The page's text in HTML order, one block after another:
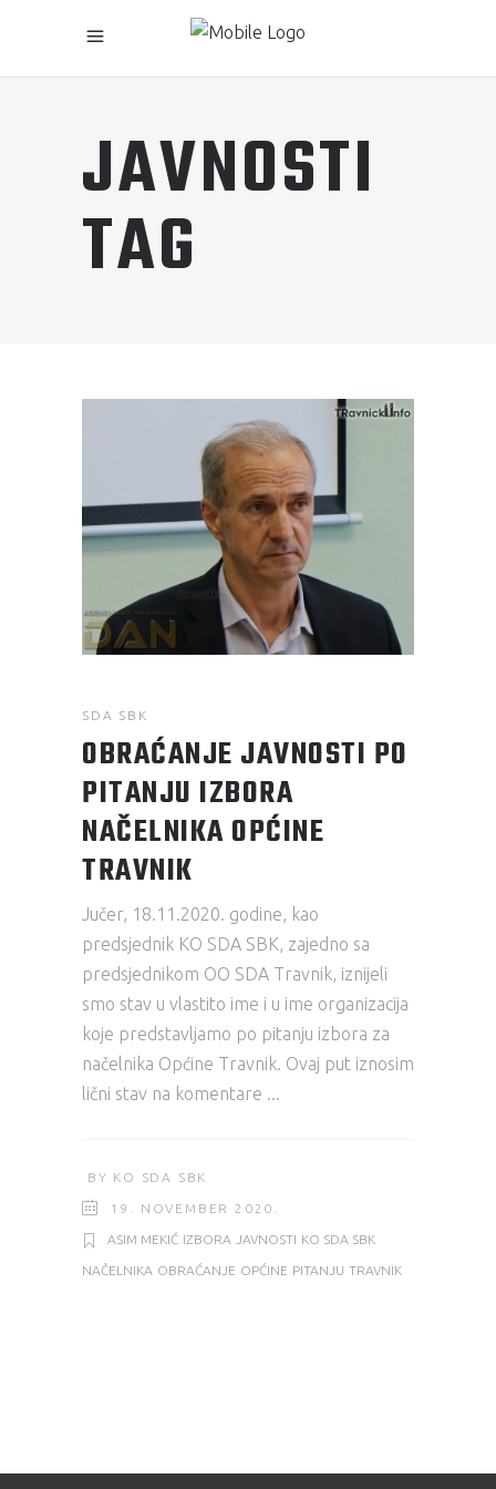
JAVNOSTI
TAG
SDA SBK
OBRAĆANJE JAVNOSTI PO
PITANJU IZBORA
NAČELNIKA OPĆINE
TRAVNIK
Jučer, 18.11.2020. godine, kao
predsjednik KO SDA SBK, zajedno sa
predsjednikom OO SDA Travnik, iznijeli
smo stav u vlastito ime i u ime organizacija
koje predstavljamo po pitanju izbora za
načelnika Općine Travnik. Ovaj put iznosim
lični stav na komentare
BY KO SDA SBK
19. NOVEMBER 2020.
ASIM MEKIĆ IZBORA JAVNOSTI KO SDA SBK
NAČELNIKA OBRAĆANJE OPĆINE PITANJU TRAVNIK